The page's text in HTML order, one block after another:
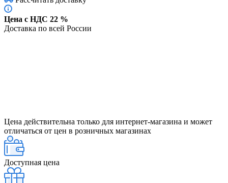
Цена с НДС 22 %
Доставка по всей России
Цена действительна только для интернет-магазина и может
отличаться от цен в розничных магазинах
Доступная цена